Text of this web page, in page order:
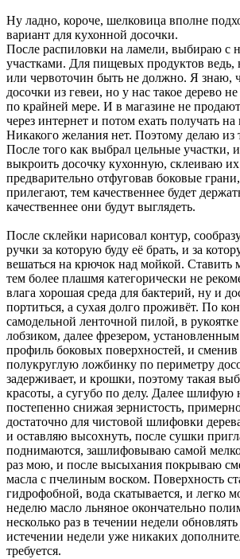
Ну ладно, короче, шелковица вполне
вариант для кухонной досочки.
После распиловки на ламели, выбираю с
участками. Для пищевых продуктов ведь,
или червоточин быть не должно. Я знаю,
досочки из гевеи, но у нас такое дерево не
по крайней мере. И в магазине не
через интернет и потом ехать получать на
Никакого желания нет. Поэтому делаю из
После того как выбрал цельные участки,
выкроить досочку кухонную, склеиваю
предварительно отфуговав боковые
прилегают, тем качественнее будет
качественнее они будут выглядеть.
После склейки нарисовал контур,
ручки за которую буду её брать, и за
вешаться на крючок над мойкой. Ставить
тем более плашмя категорически не
влага хорошая среда для бактерий, ну и
портиться, а сухая долго проживёт. По
самодельной ленточной пилой, в
лобзиком, далее фрезером,
профиль боковых поверхностей, и сменив
полукруглую ложбинку по периметру
задерживает, и крошки, поэтому такая
красоты, а сугубо по делу. Далее шлифую
постепенно снижая зернистость,
достаточно для чистовой шлифовки
и оставляю высохнуть, после сушки
поднимаются, зашлифовываю самой
раз мою, и после высыхания покрываю
масла с пчелиным воском. Поверхность
гидрофобной, вода скатывается, и легко
неделю масло льняное окончательно
несколько раз в течении недели
истечении недели уже никаких
требуется.